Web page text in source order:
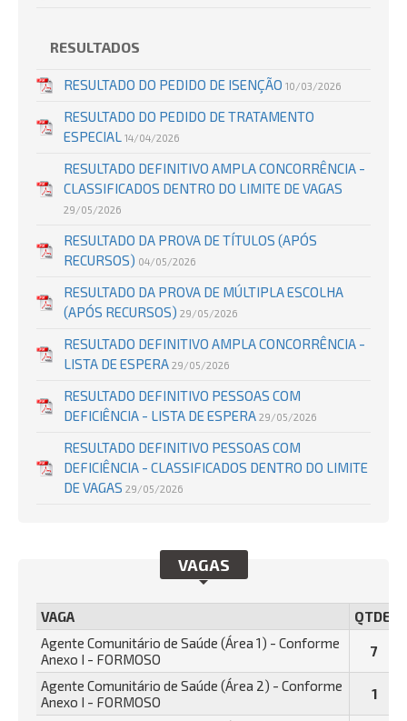
RESULTADOS
RESULTADO DO PEDIDO DE ISENÇÃO 10/03/2026
RESULTADO DO PEDIDO DE TRATAMENTO
ESPECIAL 14/04/2026
RESULTADO DEFINITIVO AMPLA CONCORRÊNCIA -
CLASSIFICADOS DENTRO DO LIMITE DE VAGAS
29/05/2026
RESULTADO DA PROVA DE TÍTULOS (APÓS
RECURSOS) 04/05/2026
RESULTADO DA PROVA DE MÚLTIPLA ESCOLHA
(APÓS RECURSOS) 29/05/2026
RESULTADO DEFINITIVO AMPLA CONCORRÊNCIA -
LISTA DE ESPERA 29/05/2026
RESULTADO DEFINITIVO PESSOAS COM
DEFICIÊNCIA - LISTA DE ESPERA 29/05/2026
RESULTADO DEFINITIVO PESSOAS COM
DEFICIÊNCIA - CLASSIFICADOS DENTRO DO LIMITE
DE VAGAS 29/05/2026
VAGAS
VAGA
QTDE.
Agente Comunitário de Saúde (Área 1) - Conforme
Anexo I - FORMOSO
7
Agente Comunitário de Saúde (Área 2) - Conforme
Anexo I - FORMOSO
1